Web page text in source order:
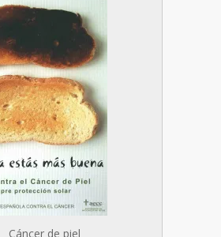
Cáncer de piel